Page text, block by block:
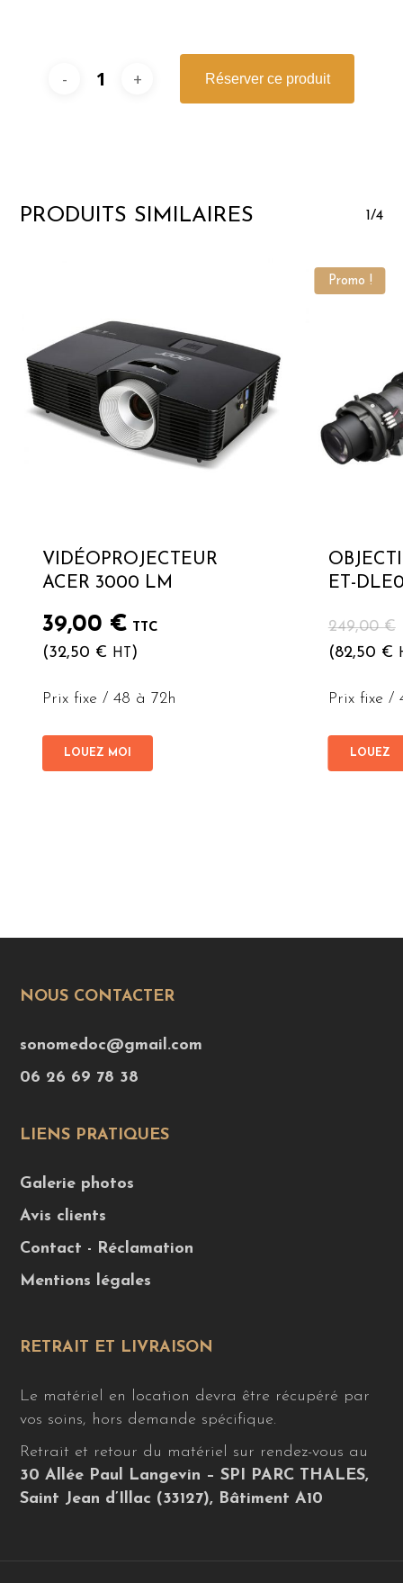
Réserver ce produit
PRODUITS SIMILAIRES 1/4
VIDÉOPROJECTEUR
ACER 3000 LM
39,00 € TTC
(32,50 € HT )
Prix fixe / 48 à 72h
LOUEZ MOI
Promo !
ET-
249,00€
(82,50 €
Prix fixe /
LOUEZ
NOUS CONTACTER
sonomedoc@gmail.com
06 26 69 78 38
LIENS PRATIQUES
Galerie photos
Avis clients
Contact - Réclamation
Mentions légales
RETRAIT ET LIVRAISON
Le matériel en location devra être récupéré par
vos soins, hors demande spécifique.
Retrait et retour du matériel sur rendez-vous au
30 Allée Paul Langevin – SPI PARC THALES,
Saint Jean d’Illac (33127), Bâtiment A10